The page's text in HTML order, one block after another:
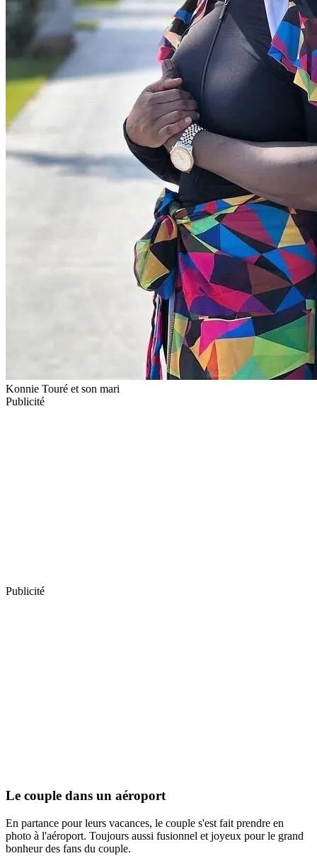
Konnie Touré et son mari
Publicité
Publicité
Le couple dans un aéroport
En partance pour leurs vacances, le couple s'est fait prendre en
photo à l'aéroport. Toujours aussi fusionnel et joyeux pour le grand
bonheur des fans du couple.